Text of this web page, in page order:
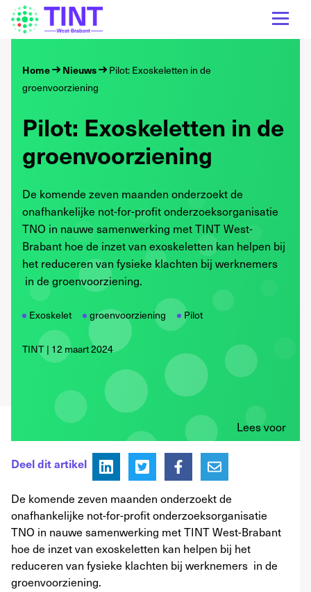
Home Nieuws
Pilot: Exoskeletten in de
groenvoorziening
Pilot: Exoskeletten in de
groenvoorziening
De komende zeven maanden onderzoekt de
onafhankelijke not-for-profit onderzoeksorganisatie
TNO in nauwe samenwerking met TINT West-
Brabant hoe de inzet van exoskeletten kan helpen bij
het reduceren van fysieke klachten bij werknemers
in de groenvoorziening.
Exoskelet groenvoorziening Pilot
TINT 12 maart 2024
Lees voor
Deel dit artikel
De komende zeven maanden onderzoekt de
onafhankelijke not-for-profit onderzoeksorganisatie
TNO in nauwe samenwerking met TINT West-Brabant
hoe de inzet van exoskeletten kan helpen bij het
reduceren van fysieke klachten bij werknemers in de
groenvoorziening.